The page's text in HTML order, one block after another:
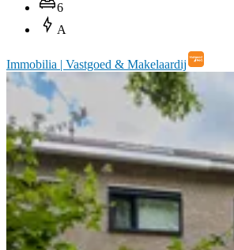
6
A
Immobilia | Vastgoed & Makelaardij